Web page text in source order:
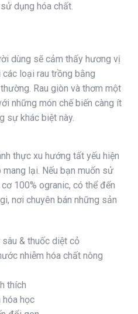
dụng hóa chất.
dùng sẽ cảm thấy hương vị
loại rau trồng bằng
Rau giòn và thơm một
những món chế biến càng ít
sự khác biệt này.
thực xu hướng tất yếu hiện
lại. Nếu bạn muốn sử
100% ogranic, có thể đến
nơi chuyên bán những sản
& thuốc diệt cỏ
nhiễm hóa chất nông
thích
hóa học